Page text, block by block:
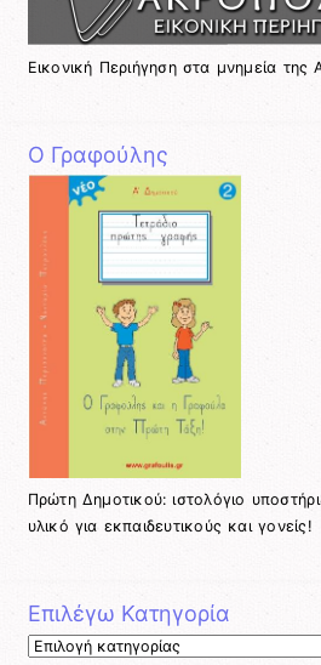
Εικονική Περιήγηση στα μνημεία της
Ο Γραφούλης
Πρώτη Δημοτικού: ιστολόγιο
υλικό για εκπαιδευτικούς και γονείς!
Επιλέγω Κατηγορία
Επιλέγω